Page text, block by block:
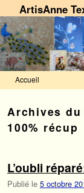
ArtisAnne
Accueil
Archives
100% récup
L’oubli
Publié le 5 octobre